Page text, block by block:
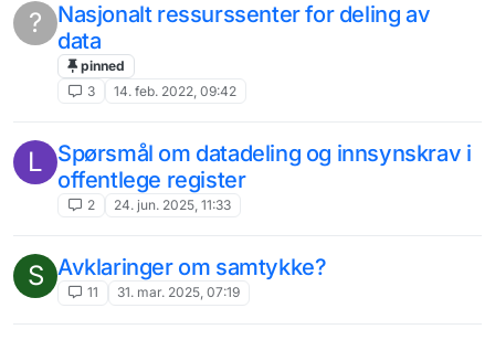
?
Nasjonalt ressurssenter for deling av
data
pinned
3
14. feb. 2022, 09:42
L
Spørsmål om datadeling og innsynskrav i
offentlege register
2 24. jun. 2025, 11:33
S Avklaringer om samtykke?
11 31. mar. 2025, 07:19